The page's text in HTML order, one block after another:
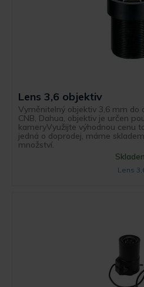
Lens 3,6 objektiv
Vyměnitelný objektiv 3,6 mm do
CNB, Dahua, objektiv je určen
kameryVyužijte výhodnou cenu
jedná o doprodej, máme
množství.
Lens